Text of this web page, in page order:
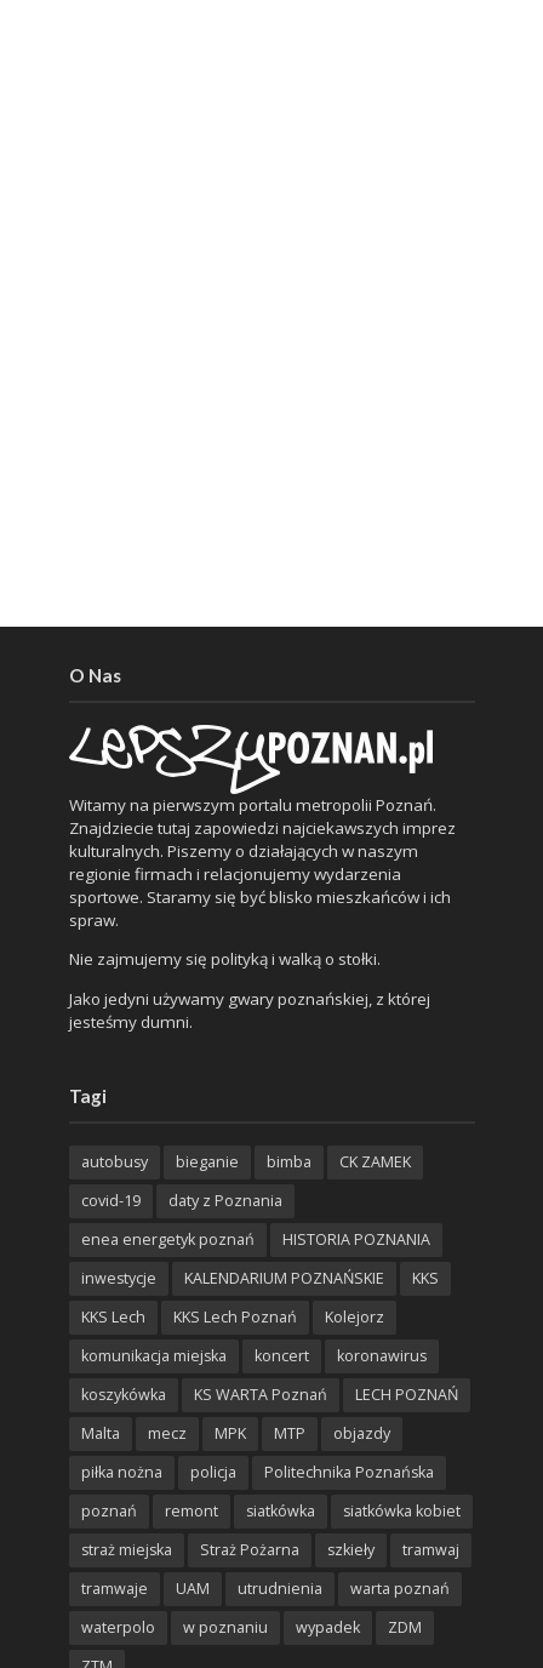
O Nas
Witamy na pierwszym portalu metropolii Poznań.
Znajdziecie tutaj zapowiedzi najciekawszych imprez
kulturalnych. Piszemy o działających w naszym
regionie firmach i relacjonujemy wydarzenia
sportowe. Staramy się być blisko mieszkańców i ich
spraw.
Nie zajmujemy się polityką i walką o stołki.
Jako jedyni używamy gwary poznańskiej, z której
jesteśmy dumni.
Tagi
autobusy bieganie bimba
CK ZAMEK
covid-19
daty z Poznania
enea energetyk poznań
HISTORIA POZNANIA
inwestycje
KALENDARIUM POZNAŃSKIE
KKS
KKS Lech
KKS Lech Poznań
Kolejorz
komunikacja miejska
koncert
koronawirus
koszykówka
KS WARTA Poznań
LECH POZNAŃ
Malta
mecz MPK MTP
objazdy
piłka nożna
policja
Politechnika Poznańska
poznań
remont siatkówka
siatkówka kobiet
straż miejska
Straż Pożarna szkieły
tramwaj
tramwaje
UAM utrudnienia
warta poznań
waterpolo
w poznaniu wypadek
ZDM